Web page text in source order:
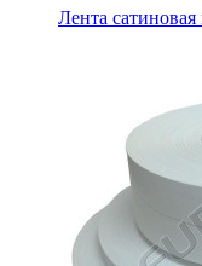
Лента